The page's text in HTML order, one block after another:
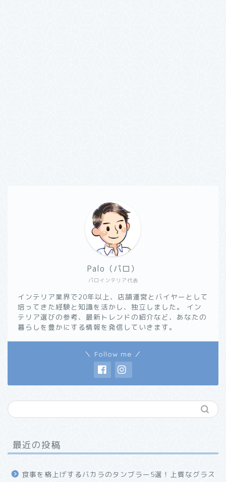
パロインテリア代表
Palo（パロ）
インテリア業界で20年以上、店舗運営とバイヤーとして
培ってきた経験と知識を活かし、独立しました。 イン
テリア選びの参考、最新トレンドの紹介など、あなたの
暮らしを豊かにする情報を発信していきます。
＼ Follow me ／
最近の投稿
食事を格上げするバカラのタンブラー5選！上質なグラス